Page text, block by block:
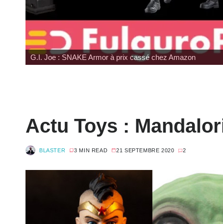
G.I. Joe : SNAKE Armor à prix cassé chez Amazon
Actu Toys :
BLASTER 3 MIN READ 21 SEPTEMBRE 2020 2